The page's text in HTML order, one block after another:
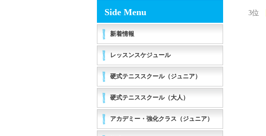
3位
Side Menu
新着情報
レッスンスケジュール
硬式テニススクール（ジュニア）
硬式テニススクール（大人）
アカデミー・強化クラス（ジュニア）